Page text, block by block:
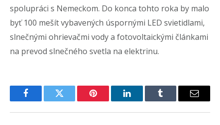
spolupráci s Nemeckom. Do konca tohto roka by malo
byť 100 mešít vybavených úspornými LED svietidlami,
slnečnými ohrievačmi vody a fotovoltaickými článkami
na prevod slnečného svetla na elektrinu.
FacebookTwitter Pinterest LinkedInTumblr Email